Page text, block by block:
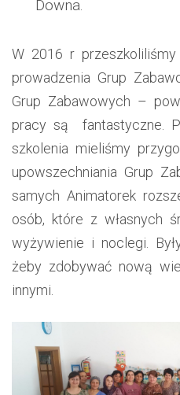
Downa.
W 2016 r
prowadzenia Grup
Grup Zabawowych –
pracy są fantastyczne.
szkolenia mieliśmy
upowszechniania Grup
samych Animatorek
osób, które z własnych
wyżywienie i noclegi.
żeby zdobywać nową
innymi.